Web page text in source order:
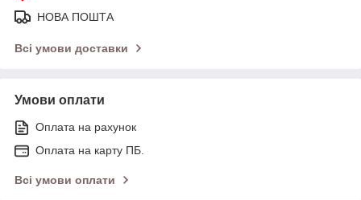
НОВА ПОШТА
Всі умови доставки
Умови оплати
Оплата на рахунок
Оплата на карту ПБ.
Всі умови оплати